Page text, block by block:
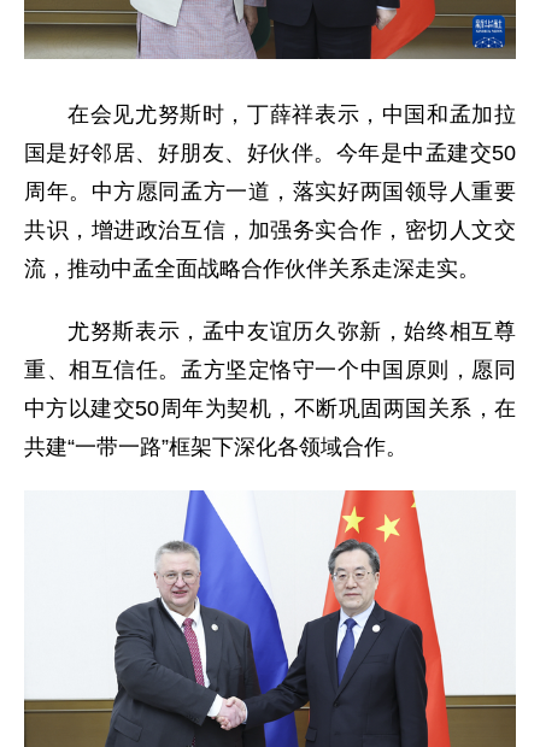
在会见尤努斯时，丁薛祥表示，中国和孟加拉
国是好邻居、好朋友、好伙伴。今年是中孟建交50
周年。中方愿同孟方一道，落实好两国领导人重要
共识，增进政治互信，加强务实合作，密切人文交
流，推动中孟全面战略合作伙伴关系走深走实。
尤努斯表示，孟中友谊历久弥新，始终相互尊
重、相互信任。孟方坚定恪守一个中国原则，愿同
中方以建交50周年为契机，不断巩固两国关系，在
共建“一带一路”框架下深化各领域合作。